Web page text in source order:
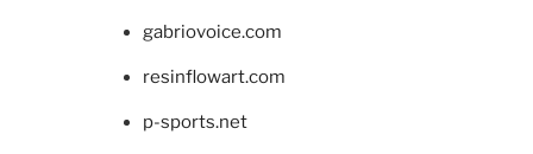
gabriovoice.com
resinflowart.com
p-sports.net